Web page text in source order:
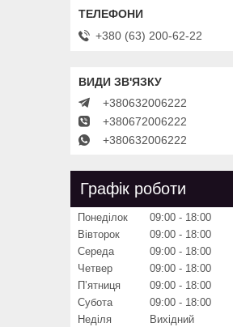
+380 (63) 200-62-22
+380632006222
+380672006222
+380632006222
Графік роботи
Понеділок 09:00
18:00
Вівторок
09:00
18:00
Середа
09:00
18:00
Четвер
09:00
18:00
Пʼятниця
09:00
18:00
Субота
09:00
18:00
Неділя
Вихідний